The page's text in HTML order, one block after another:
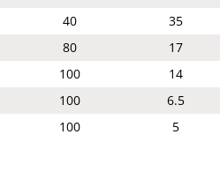
40 35
80 17
100 14
100 6.5
100 5